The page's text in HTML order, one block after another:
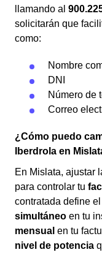
llamando al
solicitarán que
como:
Nombre
DNI
Número de
Correo
¿Cómo puedo
Iberdrola en
En Mislata, ajustar
para controlar tu
contratada define el
simultáneo en tu
mensual en tu
nivel de potencia